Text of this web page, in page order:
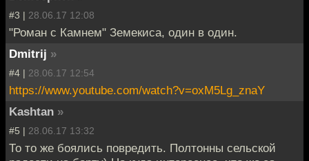
#3 | 28.06.17 12:08
"Роман с Камнем" Земекиса, один в один.
Dmitrij »
#4 | 28.06.17 12:54
https://www.youtube.com/watch?v=oxM5Lg_znaY
Kashtan »
#5 | 28.06.17 13:32
То то же боялись повредить. Полтонны сельской